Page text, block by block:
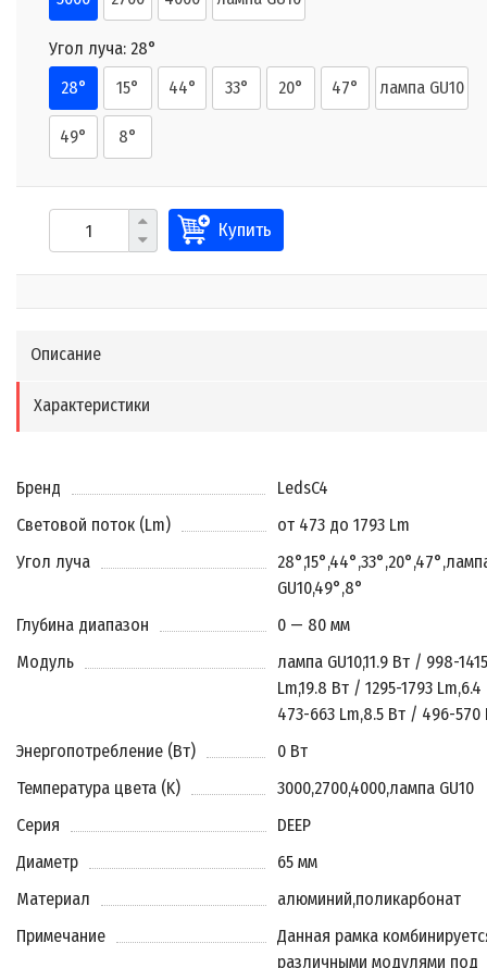
Угол луча: 28°
28°
15° 44° 33° 20° 47° лампа GU10
49° 8°
Купить
Описание
Характеристики
Бренд
LedsC4
Световой поток (Lm)
от 473 до 1793 Lm
Угол луча
28°15°,44°,33°,20°,47°,
GU10,49°,8°
Глубина диапазон
0 — 80 мм
Модуль
лампа GU10,11.9 Вт / 998-1415
Lm19.8 Вт / 1295-1793 Lm,6.4
473-663 Lm,8.5 Вт / 496-570
Энергопотребление (Вт)
0 Вт
Температура цвета (K)
3000,2700,4000,лампа GU10
Серия
DEEP
Диаметр
65 мм
Материал
алюминий,поликарбонат
Примечание
Данная рамка
различными модулями под